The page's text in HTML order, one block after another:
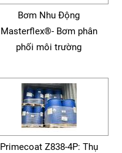
Bơm Nhu Động
Masterflex®- Bơm phân
phối môi trường
Primecoat Z838-4P: Thụ